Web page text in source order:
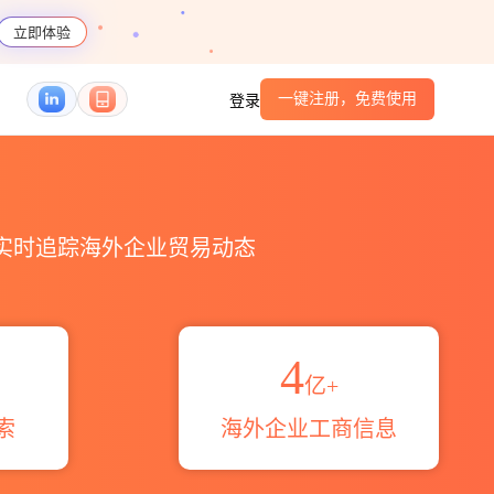
立即体验
登录 一键注册，免费使用
时追踪海外企业贸易动态
4亿+
海外企业工商信息